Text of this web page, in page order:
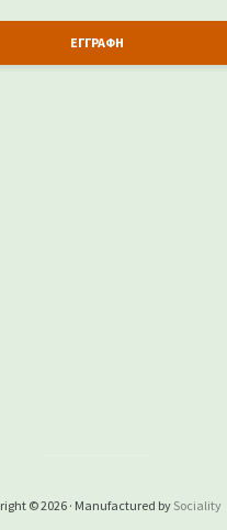
© 2026 · Manufactured by Sociality